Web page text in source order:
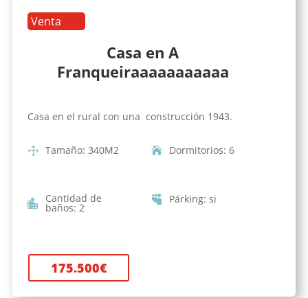
Venta
Casa en A
Franqueiraaaaaaaaaaa
Casa en el rural con una construcción 1943.
Tamaño: 340M2 Dormitorios: 6
Cantidad de
baños: 2
Párking: si
175.500€